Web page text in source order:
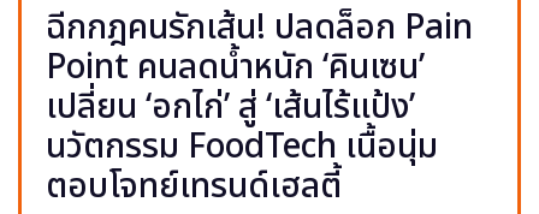
ฉีกกฎคนรักเส้น! ปลดล็อก Pain
Point คนลดน้ำหนัก ‘คินเซน’
เปลี่ยน ‘อกไก่’ สู่ ‘เส้นไร้แป้ง’
นวัตกรรม FoodTech เนื้อนุ่ม
ตอบโจทย์เทรนด์เฮลตี้